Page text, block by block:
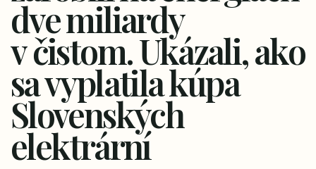
dve miliardy
v čistom. Ukázali, ako
sa vyplatila kúpa
Slovenských
elektrární